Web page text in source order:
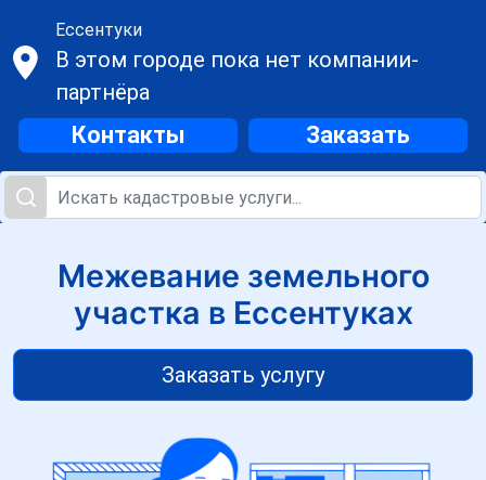
Ессентуки
В этом городе пока нет компании-
партнёра
Контакты Заказать
Межевание земельного
участка в Ессентуках
Заказать услугу